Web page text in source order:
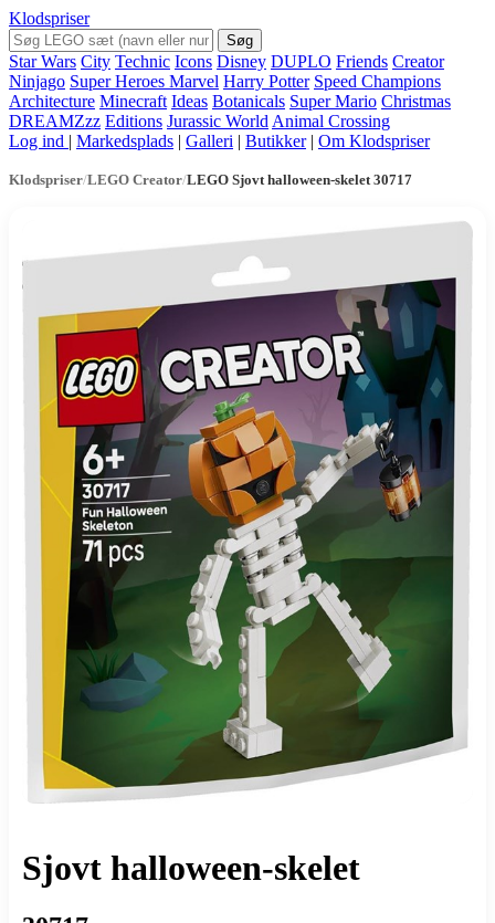
Klodspriser
Søg
Star Wars City Technic Icons Disney DUPLO Friends Creator
Ninjago Super Heroes Marvel Harry Potter Speed Champions
Architecture Minecraft Ideas Botanicals Super Mario Christmas
DREAMZzz Editions Jurassic World Animal Crossing
Log ind | Markedsplads | Galleri | Butikker | Om Klodspriser
Klodspriser/LEGO Creator/LEGO Sjovt halloween-skelet 30717
Sjovt halloween-skelet